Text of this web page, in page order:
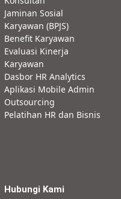
Jaminan Sosial
Karyawan (BPJS)
Benefit Karyawan
Evaluasi Kinerja
Karyawan
Dasbor HR Analytics
Aplikasi Mobile Admin
Outsourcing
Pelatihan HR dan Bisnis
Hubungi Kami